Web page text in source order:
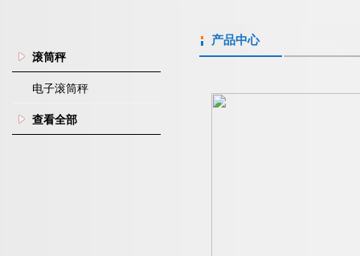
滚筒秤
电子滚筒秤
查看全部
产品中心